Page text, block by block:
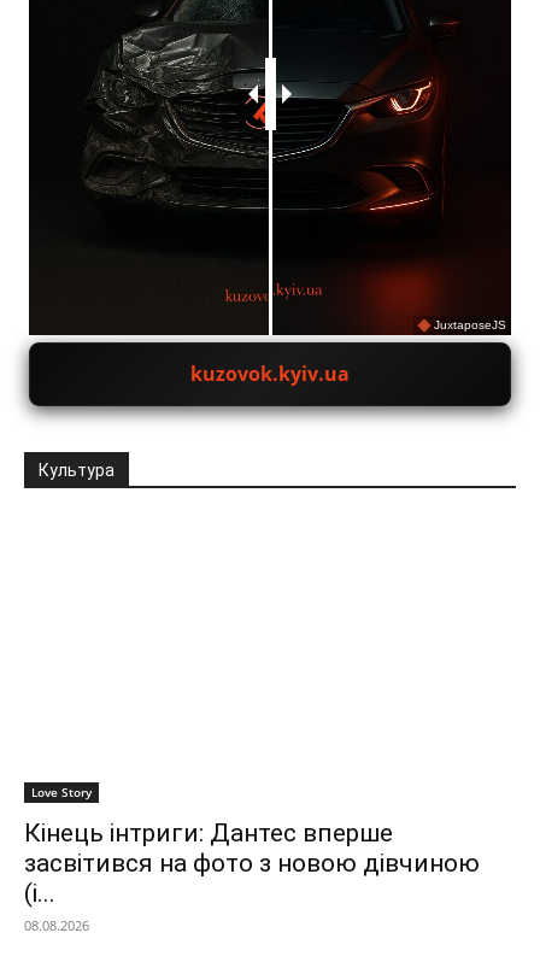
JuxtaposeJS
kuzovok.kyiv.ua
Культура
Love Story
Кінець інтриги: Дантес вперше
засвітився на фото з новою дівчиною
(і...
08.08.2026